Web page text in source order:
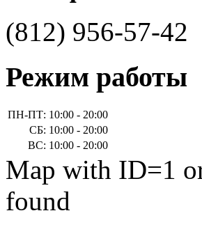
(812) 956-57-42
Режим работы
ПН-ПТ: 10:00 - 20:00
СБ: 10:00 - 20:00
ВС: 10:00 - 20:00
Map with ID=1
found